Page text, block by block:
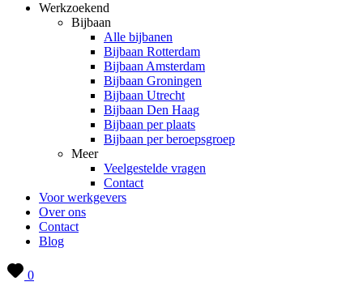
Werkzoekend
Bijbaan
Alle bijbanen
Bijbaan Rotterdam
Bijbaan Amsterdam
Bijbaan Groningen
Bijbaan Utrecht
Bijbaan Den Haag
Bijbaan per plaats
Bijbaan per beroepsgroep
Meer
Veelgestelde vragen
Contact
Voor werkgevers
Over ons
Contact
Blog
0